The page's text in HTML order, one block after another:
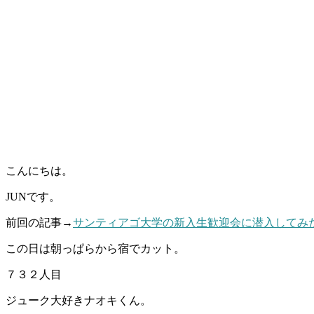
こんにちは。
JUNです。
前回の記事→サンティアゴ大学の新入生歓迎会に潜入してみ
この日は朝っぱらから宿でカット。
７３２人目
ジューク大好きナオキくん。